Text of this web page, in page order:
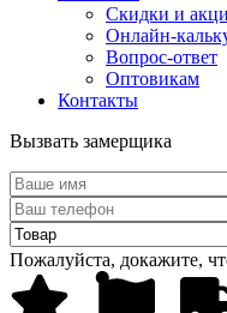
Скидки и
Онлайн-
Вопрос-ответ
Оптовикам
Контакты
Вызвать замерщика
Пожалуйста, докажите,